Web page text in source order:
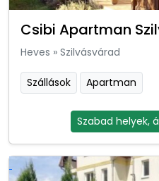
Csibi Apartman
Heves » Szilvásvárad
Szállások Apartman
Szabad helyek,